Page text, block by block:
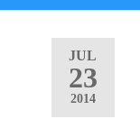
JUL
23
2014